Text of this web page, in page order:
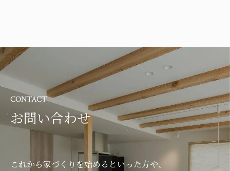
CONTACT
お問い合わせ
これから家づくりを始めるといった方や、